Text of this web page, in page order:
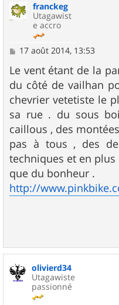
franckeg
Utagawist
e accro
M
s
s
a
g
e
17 août 2014, 13:53
Le vent étant de la
du côté de vailhan
chevrier vetetiste le
sa rue . du sous
caillous , des
pas à tous , des
techniques et en
que du bonheur .
http://
olivierd34
Utagawiste
passionné